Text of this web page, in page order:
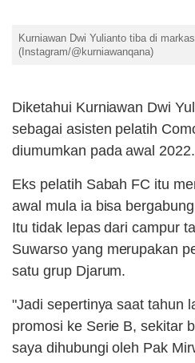
Kurniawan Dwi Yulianto tiba di
(Instagram/@kurniawanqana)
Diketahui Kurniawan Dwi
sebagai asisten pelatih
diumumkan pada awal 2022.
Eks pelatih Sabah FC itu
awal mula ia bisa
Itu tidak lepas dari campur
Suwarso yang merupakan
satu grup Djarum.
"Jadi sepertinya saat tahun
promosi ke Serie B, sekitar
saya dihubungi oleh Pak